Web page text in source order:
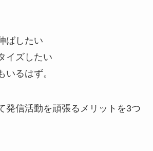
ばしたい
イズしたい
いるはず。
発信活動を頑張るメリットを3つ